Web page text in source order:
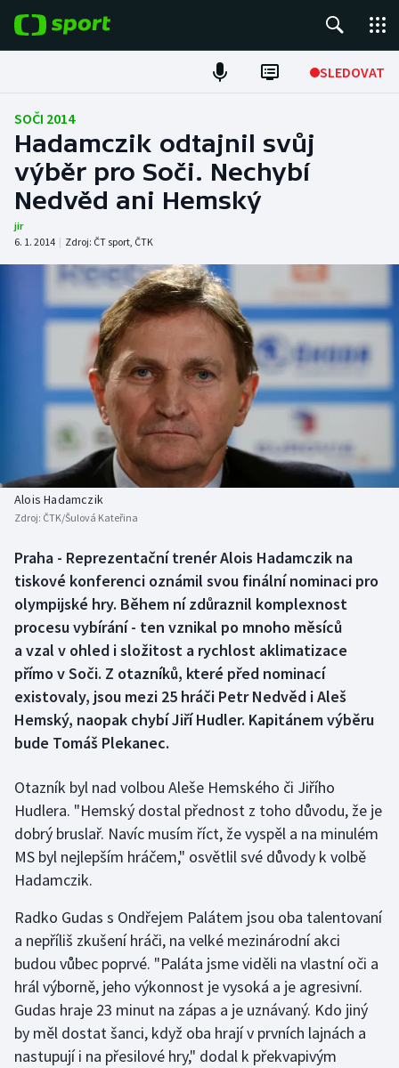
SLEDOVAT
Fotbal
Hokej
Tenis
Atletika
Cyklistika
DALŠÍ SPORTY
Americký fotbal
Baseball a softbal
Basketbal
Biatlon
Box
Curling
Dostihy
Florbal
Futsal
Golf
Gymnastika
Házená
Jezdectví
Judo
Krasobruslení
Lezení
NEPŘEHLÉDNĚTE
Soutěže
Historické návraty
Aplikace ČT sport
SOČI 2014
Hadamczik odtajnil svůj
výběr pro Soči. Nechybí
Nedvěd ani Hemský
jir
6. 1. 2014 | Zdroj: ČT sport, ČTK
Alois Hadamczik
Zdroj: ČTK/Šulová Kateřina
Praha - Reprezentační trenér Alois Hadamczik na
tiskové konferenci oznámil svou finální nominaci pro
olympijské hry. Během ní zdůraznil komplexnost
procesu vybírání - ten vznikal po mnoho měsíců
a vzal v ohled i složitost a rychlost aklimatizace
přímo v Soči. Z otazníků, které před nominací
existovaly, jsou mezi 25 hráči Petr Nedvěd i Aleš
Hemský, naopak chybí Jiří Hudler. Kapitánem výběru
bude Tomáš Plekanec.
Otazník byl nad volbou Aleše Hemského či Jiřího
Hudlera. "Hemský dostal přednost z toho důvodu, že je
dobrý bruslař. Navíc musím říct, že vyspěl a na minulém
MS byl nejlepším hráčem," osvětlil své důvody k volbě
Hadamczik.
Radko Gudas s Ondřejem Palátem jsou oba talentovaní
a nepříliš zkušení hráči, na velké mezinárodní akci
budou vůbec poprvé. "Paláta jsme viděli na vlastní oči a
hrál výborně, jeho výkonnost je vysoká a je agresivní.
Gudas hraje 23 minut na zápas a je uznávaný. Kdo jiný
by měl dostat šanci, když oba hrají v prvních lajnách a
nastupují i na přesilové hry," dodal k překvapivým